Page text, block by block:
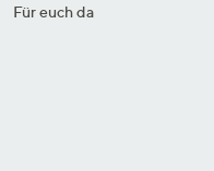
Für euch da